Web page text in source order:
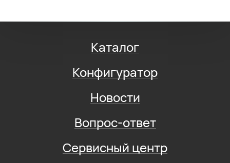
Каталог
Конфигуратор
Новости
Вопрос-ответ
Сервисный центр